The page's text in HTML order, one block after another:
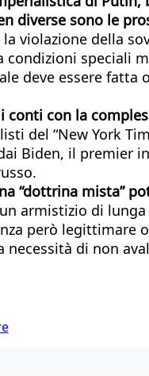
diverse sono le
violazione della
speciali
deve essere
conti con la
del “New York
Biden, il premier
“dottrina mista”
armistizio di
però legittimare
di non